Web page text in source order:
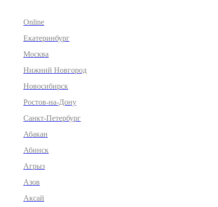
Online
Екатеринбург
Москва
Нижний Новгород
Новосибирск
Ростов-на-Дону
Санкт-Петербург
Абакан
Абинск
Агрыз
Азов
Аксай